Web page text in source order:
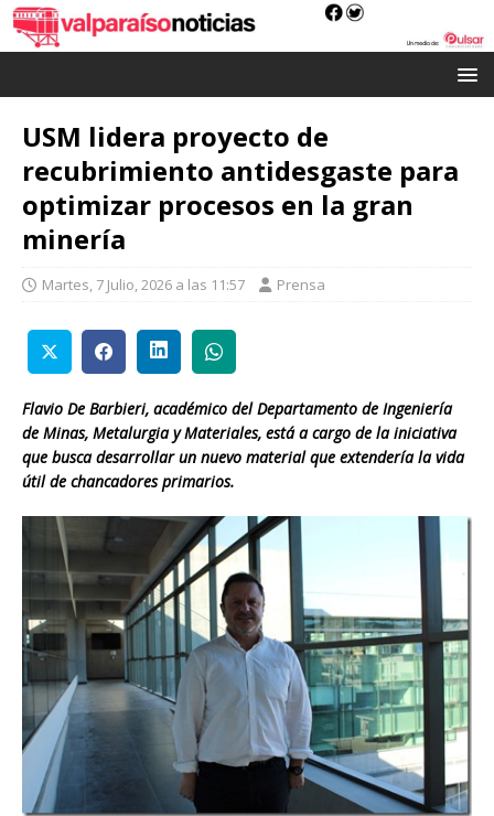
USM lidera proyecto de
recubrimiento antidesgaste para
optimizar procesos en la gran
minería
Martes, 7 Julio, 2026 a las 11:57 Prensa
Flavio De Barbieri, académico del Departamento de Ingeniería
de Minas, Metalurgia y Materiales, está a cargo de la iniciativa
que busca desarrollar un nuevo material que extendería la vida
útil de chancadores primarios.